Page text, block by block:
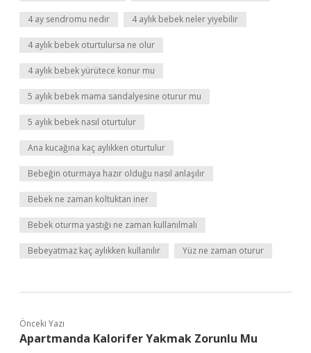
4 ay sendromu nedir 4 aylık bebek neler yiyebilir
4 aylık bebek oturtulursa ne olur
4 aylık bebek yürütece konur mu
5 aylık bebek mama sandalyesine oturur mu
5 aylık bebek nasıl oturtulur
Ana kucağına kaç aylıkken oturtulur
Bebeğin oturmaya hazır olduğu nasıl anlaşılır
Bebek ne zaman koltuktan iner
Bebek oturma yastığı ne zaman kullanılmalı
Bebeyatmaz kaç aylıkken kullanılır Yüz ne zaman oturur
Önceki Yazı
Apartmanda Kalorifer Yakmak Zorunlu Mu